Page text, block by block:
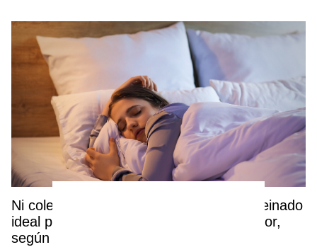
Ni coleta alta ni pelo suelto: este es el peinado
ideal para dormir durante los días de calor,
según una experta